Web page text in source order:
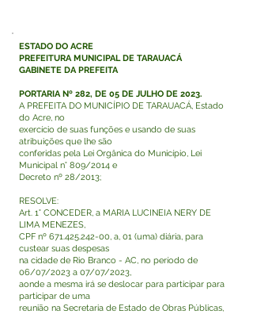
ESTADO DO ACRE
PREFEITURA MUNICIPAL DE TARAUACÁ
GABINETE DA PREFEITA
PORTARIA Nº 282, DE 05 DE JULHO DE 2023.
A PREFEITA DO MUNICÍPIO DE TARAUACÁ, Estado
do Acre, no
exercício de suas funções e usando de suas
atribuições que lhe são
conferidas pela Lei Orgânica do Município, Lei
Municipal n° 809/2014 e
Decreto nº 28/2013;
RESOLVE:
Art. 1° CONCEDER, a MARIA LUCINEIA NERY DE
LIMA MENEZES,
CPF nº 671.425.242-00, a, 01 (uma) diária, para
custear suas despesas
na cidade de Rio Branco - AC, no período de
06/07/2023 a 07/07/2023,
aonde a mesma irá se deslocar para participar para
participar de uma
reunião na Secretaria de Estado de Obras Públicas,